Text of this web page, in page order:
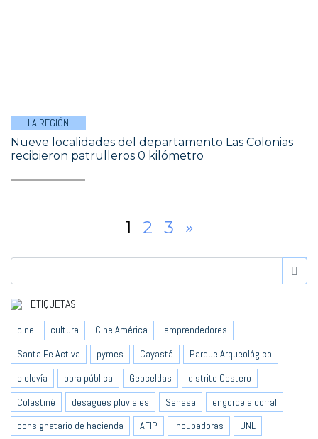
LA REGIÓN
Nueve localidades del departamento Las Colonias
recibieron patrulleros 0 kilómetro
1 2 3 »
ETIQUETAS
cine cultura Cine América
emprendedores
Santa Fe Activa
pymes Cayastá
Parque Arqueológico
ciclovía
obra pública Geoceldas
distrito Costero
Colastiné
desagües pluviales Senasa
engorde a corral
consignatario de hacienda
AFIP incubadoras UNL